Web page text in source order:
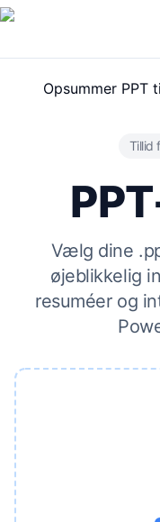
Opsummer PPT
Tillid
Vælg dine
øjeblikkelig
resuméer og